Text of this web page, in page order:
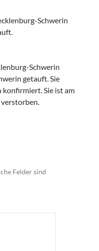
Schwerin
Schwerin
getauft. Sie
Sie ist am
verstorben.
Felder sind